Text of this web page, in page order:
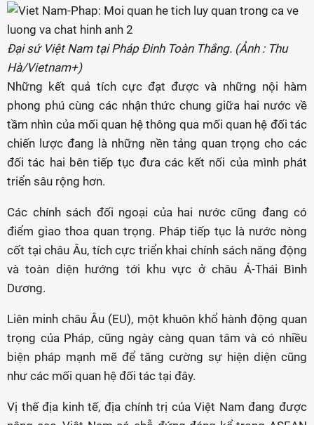
Đại sứ Việt Nam tại Pháp Đinh Toàn Thắng. (Ảnh : Thu
Hà/Vietnam+)
Những kết quả tích cực đạt được và những nội hàm
phong phú cùng các nhận thức chung giữa hai nước về
tầm nhìn của mối quan hệ thông qua mối quan hệ đối tác
chiến lược đang là những nền tảng quan trọng cho các
đối tác hai bên tiếp tục đưa các kết nối của mình phát
triển sâu rộng hơn.
Các chính sách đối ngoại của hai nước cũng đang có
điểm giao thoa quan trọng. Pháp tiếp tục là nước nòng
cốt tại châu Âu, tích cực triển khai chính sách năng động
và toàn diện hướng tới khu vực ở châu Á-Thái Bình
Dương.
Liên minh châu Âu (EU), một khuôn khổ hành động quan
trọng của Pháp, cũng ngày càng quan tâm và có nhiều
biện pháp mạnh mẽ để tăng cường sự hiện diện cũng
như các mối quan hệ đối tác tại đây.
Vị thế địa kinh tế, địa chính trị của Việt Nam đang được